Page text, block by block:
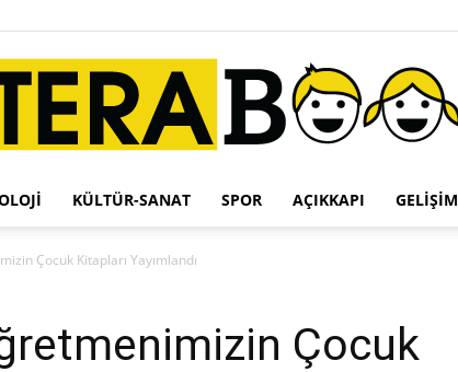
KÜLTÜR-SANAT SPOR AÇIKKAPI GELIŞIM
Çocuk Kitapları Yayımlandı
Çocuk